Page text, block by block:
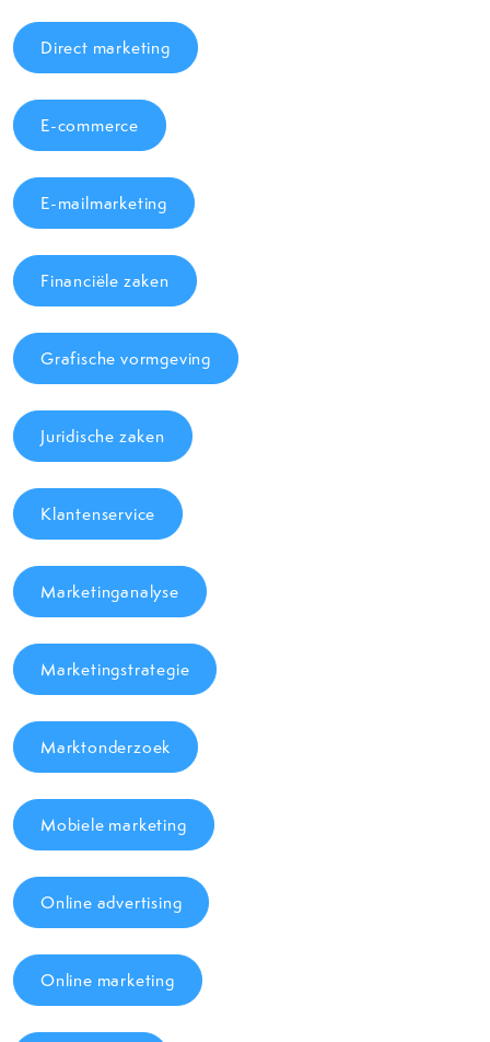
Direct marketing
E-commerce
E-mailmarketing
Financiële zaken
Grafische vormgeving
Juridische zaken
Klantenservice
Marketinganalyse
Marketingstrategie
Marktonderzoek
Mobiele marketing
Online advertising
Online marketing